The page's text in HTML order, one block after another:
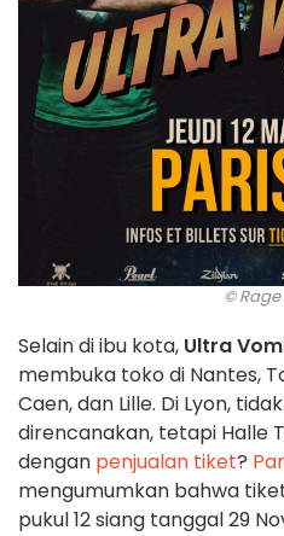
© Rage
Selain di ibu kota, Ultra
membuka toko di Nantes,
Caen, dan Lille. Di Lyon,
direncanakan, tetapi Halle
dengan penjualan tiket?
mengumumkan bahwa
pukul 12 siang tanggal 29